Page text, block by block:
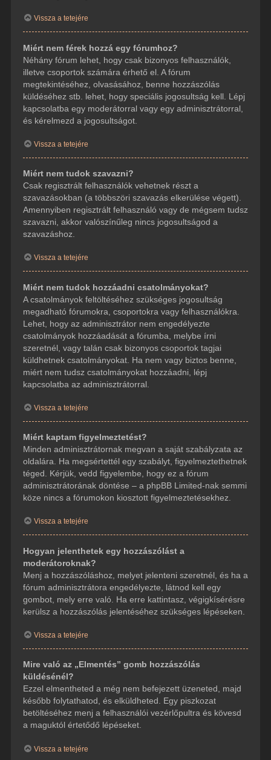
Vissza a tetejére
Miért nem férek hozzá egy fórumhoz?
Néhány fórum lehet, hogy csak bizonyos felhasználók,
illetve csoportok számára érhető el. A fórum
megtekintéséhez, olvasásához, benne hozzászólás
küldéséhez stb. lehet, hogy speciális jogosultság kell. Lépj
kapcsolatba egy moderátorral vagy egy adminisztrátorral,
és kérelmezd a jogosultságot.
Vissza a tetejére
Miért nem tudok szavazni?
Csak regisztrált felhasználók vehetnek részt a
szavazásokban (a többszöri szavazás elkerülése végett).
Amennyiben regisztrált felhasználó vagy de mégsem tudsz
szavazni, akkor valószínűleg nincs jogosultságod a
szavazáshoz.
Vissza a tetejére
Miért nem tudok hozzáadni csatolmányokat?
A csatolmányok feltöltéséhez szükséges jogosultság
megadható fórumokra, csoportokra vagy felhasználókra.
Lehet, hogy az adminisztrátor nem engedélyezte
csatolmányok hozzáadását a fórumba, melybe írni
szeretnél, vagy talán csak bizonyos csoportok tagjai
küldhetnek csatolmányokat. Ha nem vagy biztos benne,
miért nem tudsz csatolmányokat hozzáadni, lépj
kapcsolatba az adminisztrátorral.
Vissza a tetejére
Miért kaptam figyelmeztetést?
Minden adminisztrátornak megvan a saját szabályzata az
oldalára. Ha megsértettél egy szabályt, figyelmeztethetnek
téged. Kérjük, vedd figyelembe, hogy ez a fórum
adminisztrátorának döntése – a phpBB Limited-nak semmi
köze nincs a fórumokon kiosztott figyelmeztetésekhez.
Vissza a tetejére
Hogyan jelenthetek egy hozzászólást a
moderátoroknak?
Menj a hozzászóláshoz, melyet jelenteni szeretnél, és ha a
fórum adminisztrátora engedélyezte, látnod kell egy
gombot, mely erre való. Ha erre kattintasz, végigkísérésre
kerülsz a hozzászólás jelentéséhez szükséges lépéseken.
Vissza a tetejére
Mire való az „Elmentés” gomb hozzászólás
küldésénél?
Ezzel elmentheted a még nem befejezett üzeneted, majd
később folytathatod, és elküldheted. Egy piszkozat
betöltéséhez menj a felhasználói vezérlőpultra és kövesd
a maguktól értetődő lépéseket.
Vissza a tetejére